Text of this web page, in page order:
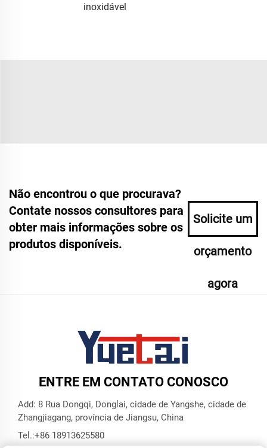
inoxidável
Não encontrou o que procurava?
Contate nossos consultores para
obter mais informações sobre os
produtos disponíveis.
Solicite um
orçamento
agora
ENTRE EM CONTATO CONOSCO
Add: 8 Rua Dongqi, Donglai, cidade de Yangshe, cidade de
Zhangjiagang, província de Jiangsu, China
Tel.:+86 18913625580